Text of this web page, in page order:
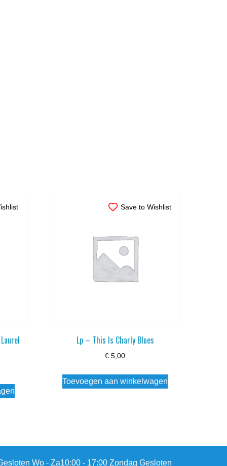
Save to Wishlist
Lp – This Is Charly Blues
€ 5,00
Toevoegen aan winkelwagen
Wo - Za10:00 - 17:00 Zondag Gesloten